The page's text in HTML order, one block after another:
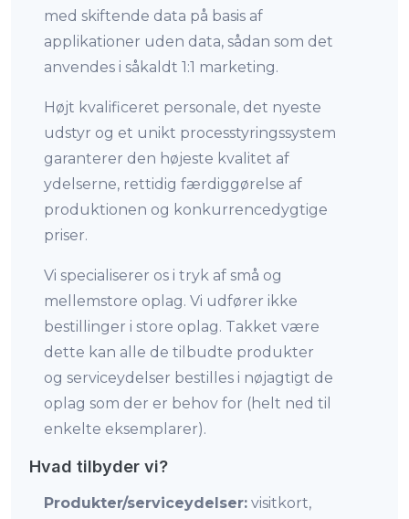
med skiftende data på basis af
applikationer uden data, sådan som det
anvendes i såkaldt 1:1 marketing.
Højt kvalificeret personale, det nyeste
udstyr og et unikt processtyringssystem
garanterer den højeste kvalitet af
ydelserne, rettidig færdiggørelse af
produktionen og konkurrencedygtige
priser.
Vi specialiserer os i tryk af små og
mellemstore oplag. Vi udfører ikke
bestillinger i store oplag. Takket være
dette kan alle de tilbudte produkter
og serviceydelser bestilles i nøjagtigt de
oplag som der er behov for (helt ned til
enkelte eksemplarer).
Hvad tilbyder vi?
Produkter/serviceydelser: visitkort,